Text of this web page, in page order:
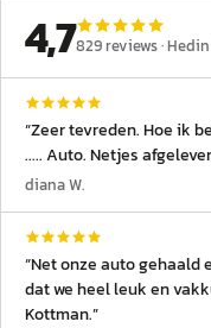
4,7829reviews ·
“Zeer tevreden. Hoe ik
..... Auto. Netjes
diana W.
“Net onze auto gehaald
dat we heel leuk en
Kottman.”